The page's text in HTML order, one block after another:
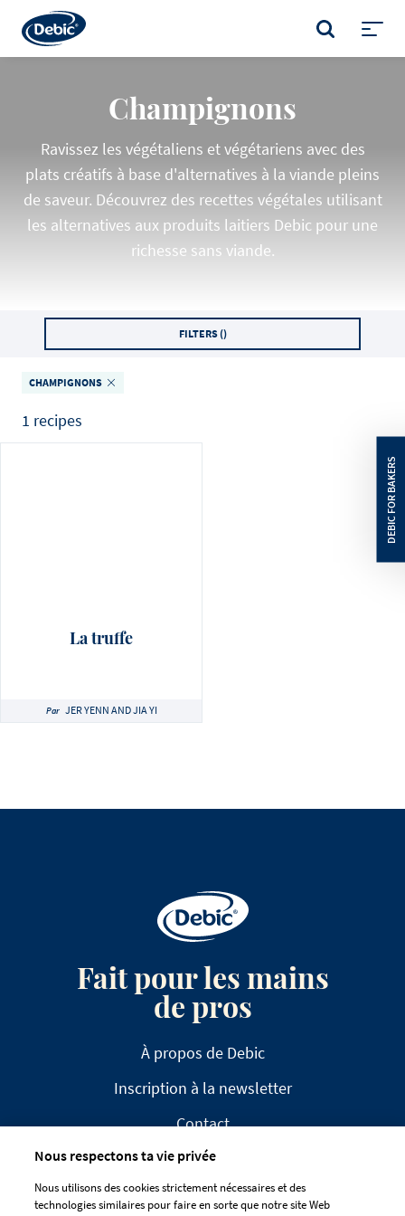
main
content
RECHERCHE
menu
Champignons
Ravissez les végétaliens et végétariens avec des
plats créatifs à base d'alternatives à la viande pleins
de saveur. Découvrez des recettes végétales utilisant
les alternatives aux produits laitiers Debic pour une
richesse sans viande.
FILTERS ()
CHAMPIGNONS
1 recipes
La truffe
Par JER YENN AND JIA YI
Fait pour les mains
de pros
À propos de Debic
Inscription à la newsletter
Contact
FAQ
Nous respectons ta vie privée
Nous utilisons des cookies strictement nécessaires et des
technologies similaires pour faire en sorte que notre site Web